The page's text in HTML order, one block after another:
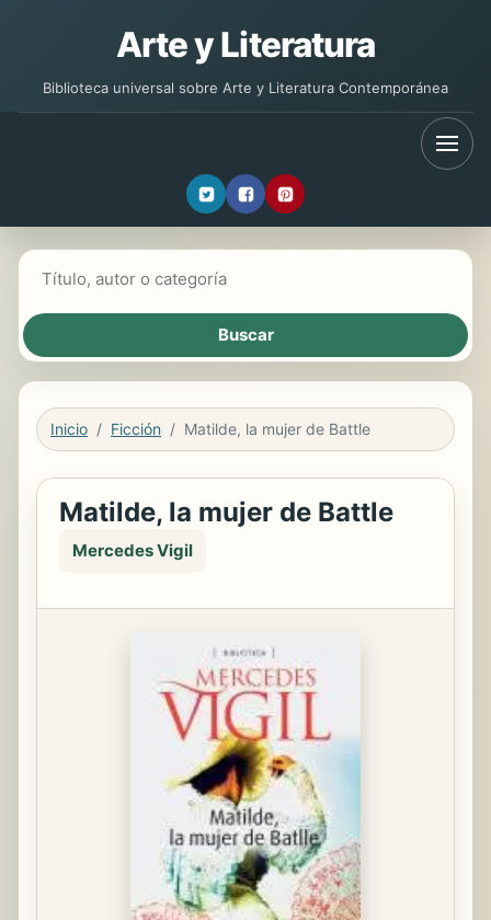
Arte y Literatura
Biblioteca universal sobre Arte y Literatura Contemporánea
Inicio Ficción Matilde, la mujer de Battle
Matilde, la mujer de Battle
Mercedes Vigil